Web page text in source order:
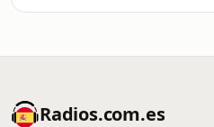
Radios.com.es